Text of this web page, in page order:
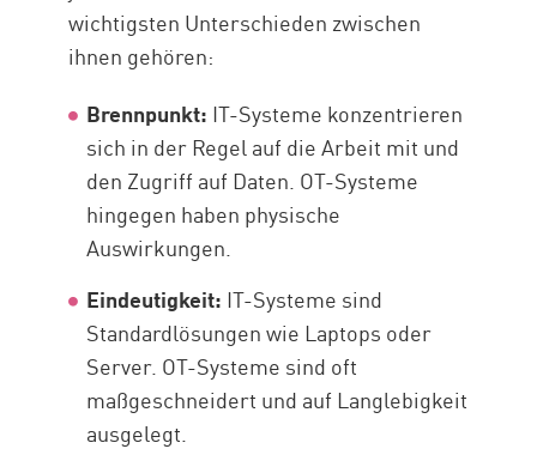
wichtigsten Unterschieden zwischen
ihnen gehören:
Brennpunkt: IT-Systeme konzentrieren
sich in der Regel auf die Arbeit mit und
den Zugriff auf Daten. OT-Systeme
hingegen haben physische
Auswirkungen.
Eindeutigkeit: IT-Systeme sind
Standardlösungen wie Laptops oder
Server. OT-Systeme sind oft
maßgeschneidert und auf Langlebigkeit
ausgelegt.